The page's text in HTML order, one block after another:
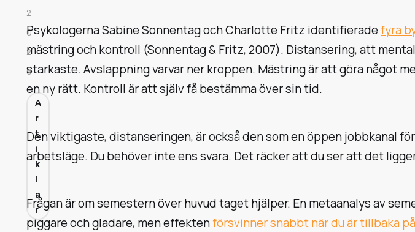
Psykologerna Sabine Sonnentag och Charlotte Fritz identifierade fyra
mästring och kontroll (Sonnentag & Fritz, 2007). Distansering, att
starkaste. Avslappning varvar ner kroppen. Mästring är att göra något
en ny rätt. Kontroll är att själv få bestämma över sin tid.
Den viktigaste, distanseringen, är också den som en öppen jobbkanal
arbetsläge. Du behöver inte ens svara. Det räcker att du ser att det
Frågan är om semestern över huvud taget hjälper. En metaanalys av
piggare och gladare, men effektenförsvinner snabbt när du är tillbaka
2
0
2
6
A
r
t
i
k
l
a
r